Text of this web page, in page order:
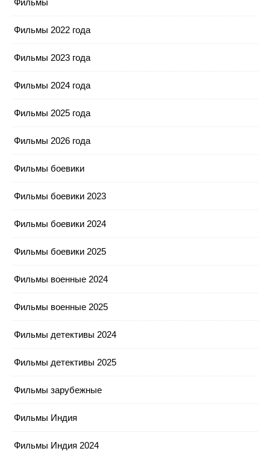
Фильмы 2022 года
Фильмы 2023 года
Фильмы 2024 года
Фильмы 2025 года
Фильмы 2026 года
Фильмы боевики
Фильмы боевики 2023
Фильмы боевики 2024
Фильмы боевики 2025
Фильмы военные 2024
Фильмы военные 2025
Фильмы детективы 2024
Фильмы детективы 2025
Фильмы зарубежные
Фильмы Индия
Фильмы Индия 2024